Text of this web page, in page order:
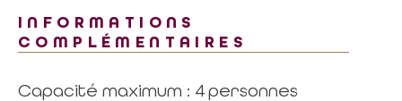
INFORMATIONS
COMPLÉMENTAIRES
Capacité maximum : 4 personnes